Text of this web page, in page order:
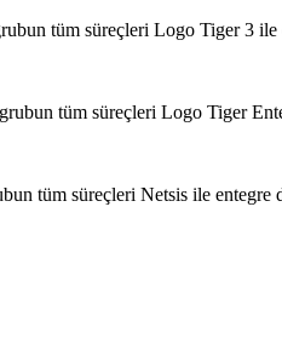
tüm süreçleri Logo Tiger 3 ile
tüm süreçleri Logo Tiger
tüm süreçleri Netsis ile entegre